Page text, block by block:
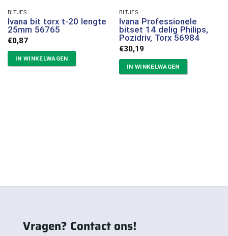
BITJES
Ivana bit torx t-20 lengte
25mm 56765
€0,87
IN WINKELWAGEN
BITJES
Ivana Professionele
bitset 14 delig Philips,
Pozidriv, Torx 56984
€30,19
IN WINKELWAGEN
Vragen? Contact ons!